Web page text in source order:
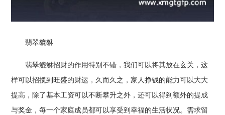
翡翠貔貅
翡翠貔貅招财的作用特别不错，我们可以将其放在玄关，这
样可以招揽到旺盛的财运，久而久之，家人挣钱的能力可以大大
提高，除了基本工资可以不断攀升之外，还可以得到额外的提成
与奖金，每一个家庭成员都可以享受到幸福的生活状况。需求留